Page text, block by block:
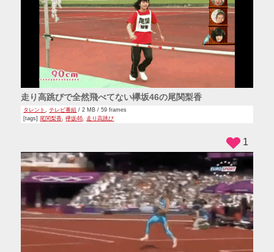
走り高跳びで全然飛べてない欅坂46の尾関梨香
タレント ,テレビ番組 / 2 MB / 59 frames
[tags]
尾関梨香,欅坂46,走り高跳び
1